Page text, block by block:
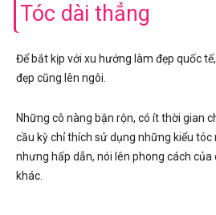
Tóc dài thẳng
Để bắt kịp với xu hướng làm đẹp quốc
đẹp cũng lên ngôi.
Những cô nàng bận rộn, có ít thời gian
cầu kỳ chỉ thích sử dụng những kiểu tóc
nhưng hấp dẫn, nói lên phong cách
khác.